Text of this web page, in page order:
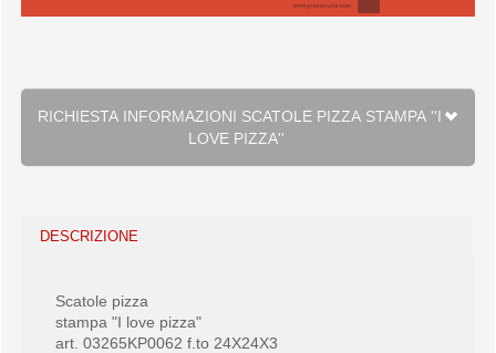
RICHIESTA INFORMAZIONI SCATOLE PIZZA STAMPA ''I
LOVE PIZZA''
DESCRIZIONE
Scatole pizza
stampa "I love pizza"
art. 03265KP0062 f.to 24X24X3